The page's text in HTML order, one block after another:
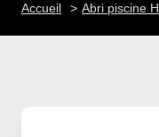
Accueil Abri piscine